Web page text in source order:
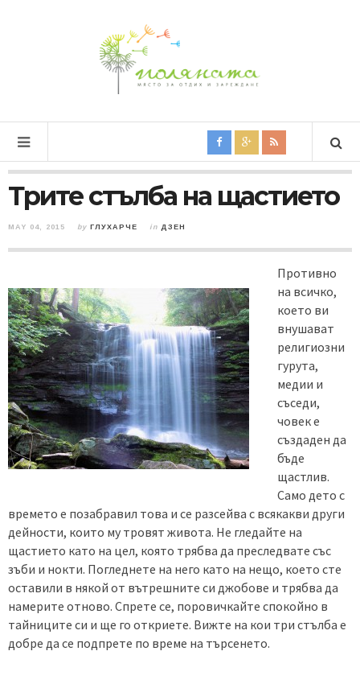
Трите стълба на щастието
MAY 04, 2015 by ГЛУХАРЧЕ in ДЗЕН
Противно
на всичко,
което ви
внушават
религиозни
гурута,
медии и
съседи,
човек е
създаден да
бъде
щастлив.
Само дето с
времето е позабравил това и се разсейва с всякакви други
дейности, които му тровят живота. Не гледайте на
щастието като на цел, която трябва да преследвате със
зъби и нокти. Погледнете на него като на нещо, което сте
оставили в някой от вътрешните си джобове и трябва да
намерите отново. Спрете се, поровичкайте спокойно в
тайниците си и ще го откриете. Вижте на кои три стълба е
добре да се подпрете по време на търсенето.